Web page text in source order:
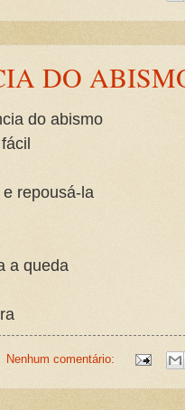
DO
do abismo
repousá-la
a queda
Nenhum comentário: